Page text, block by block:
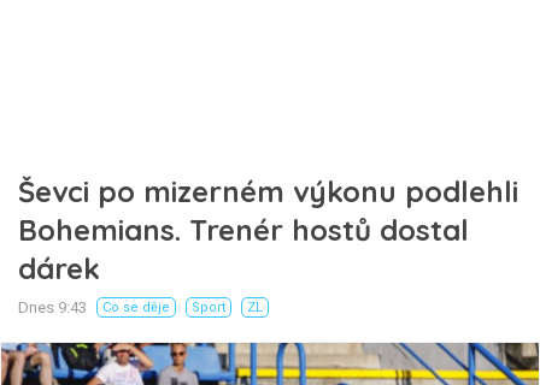
Ševci po mizerném výkonu podlehli
Bohemians. Trenér hostů dostal
dárek
Dnes 9:43 Co se děje Sport ZL